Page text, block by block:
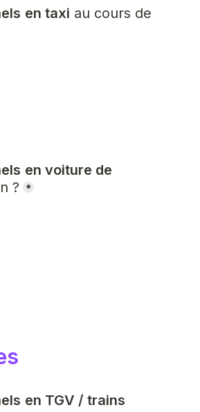
en taxi au cours de
en voiture de
? *
en TGV / trains